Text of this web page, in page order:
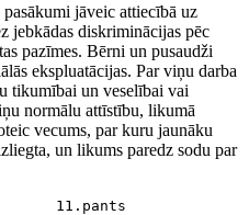
jāveic attiecībā uz
jebkādas diskriminācijas pēc
pazīmes. Bērni un pusaudži
ekspluatācijas. Par viņu darba
tikumībai un veselībai vai
normālu attīstību, likumā
vecums, par kuru jaunāku
un likums paredz sodu par